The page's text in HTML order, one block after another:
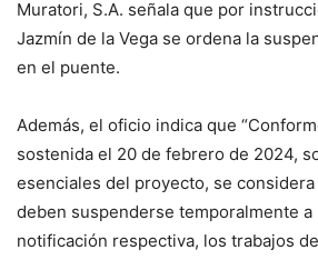
Muratori, S.A. señala que por
Jazmín de la Vega se ordena la
en el puente.
Además, el oficio indica que
sostenida el 20 de febrero de 2024,
esenciales del proyecto, se
deben suspenderse temporalmente
notificación respectiva, los trabajos